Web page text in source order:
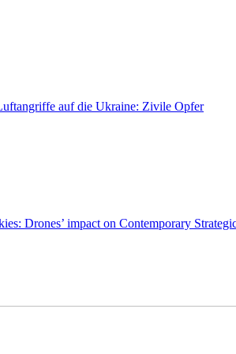
auf die Ukraine: Zivile Opfer
Drones’ impact on Contemporary